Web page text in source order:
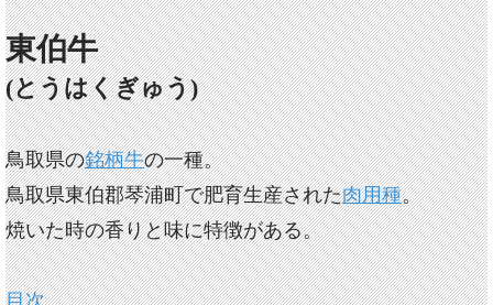
東伯牛
(とうはくぎゅう)
鳥取県の銘柄牛の一種。
鳥取県東伯郡琴浦町で肥育生産された肉用種。
焼いた時の香りと味に特徴がある。
目次